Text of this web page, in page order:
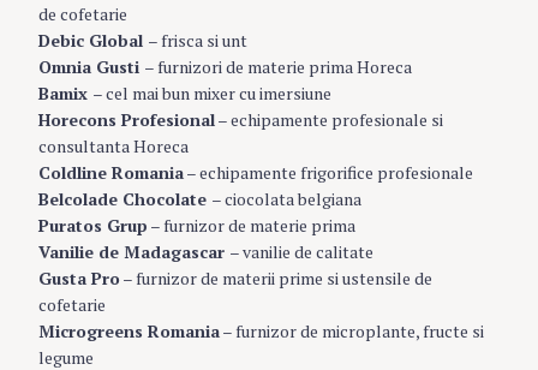
de cofetarie
Debic Global – frisca si unt
Omnia Gusti – furnizori de materie prima Horeca
Bamix – cel mai bun mixer cu imersiune
Horecons Profesional– echipamente profesionale si
consultanta Horeca
Coldline Romania– echipamente frigorifice profesionale
Belcolade Chocolate – ciocolata belgiana
Puratos Grup – furnizor de materie prima
Vanilie de Madagascar – vanilie de calitate
Gusta Pro– furnizor de materii prime si ustensile de
cofetarie
Microgreens Romania– furnizor de microplante, fructe si
legume